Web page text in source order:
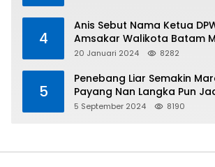
4
Anis Sebut Nama Ketua
Amsakar Walikota Batam
20 Januari 2024 8282
5
Penebang Liar Semakin
Payang Nan Langka Pun
5 September 2024 8190